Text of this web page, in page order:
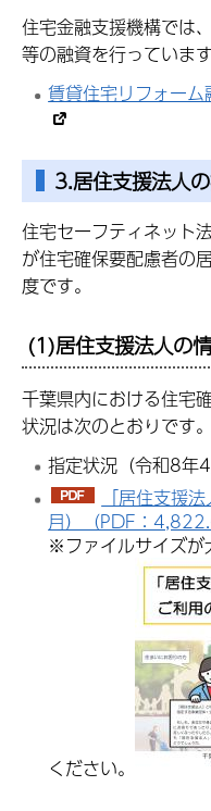
住宅金融支援機構では
等の融資を行っています
賃貸住宅リフォーム
3.居住支援法人
住宅セーフティネット
が住宅確保要配慮者の
度です。
(1)居住支援法人の
千葉県内における住宅
状況は次のとおりです。
指定状況（令和8年
「居住支援
月）（PDF：
※ファイルサイズが
ください。